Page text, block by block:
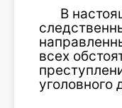
В
всех
уголовного